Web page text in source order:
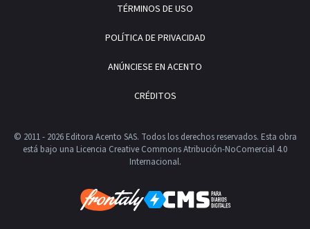
TÉRMINOS DE USO
POLÍTICA DE PRIVACIDAD
ANÚNCIESE EN ACENTO
CRÉDITOS
© 2011 - 2026 Editora Acento SAS. Todos los derechos reservados. Esta obra
está bajo una Licencia Creative Commons Atribución-NoComercial 4.0
Internacional.